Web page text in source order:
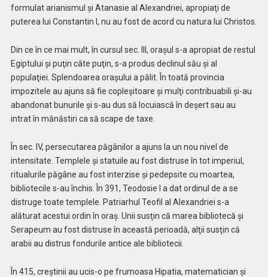
formulat arianismul şi Atanasie al Alexandriei, apropiaţi de
puterea lui Constantin I, nu au fost de acord cu natura lui Christos.
Din ce în ce mai mult, în cursul sec. III, oraşul s-a apropiat de restul
Egiptului şi puţin câte puţin, s-a produs declinul său şi al
populaţiei. Splendoarea oraşului a pălit. În toată provincia
impozitele au ajuns să fie copleşitoare şi mulţi contribuabili şi-au
abandonat bunurile şi s-au dus să locuiască în deşert sau au
intrat în mănăstiri ca să scape de taxe.
În sec. IV, persecutarea păgânilor a ajuns la un nou nivel de
intensitate. Templele şi statuile au fost distruse în tot imperiul,
ritualurile păgâne au fost interzise şi pedepsite cu moartea,
bibliotecile s-au închis. În 391, Teodosie I a dat ordinul de a se
distruge toate templele. Patriarhul Teofil al Alexandriei s-a
alăturat acestui ordin în oraş. Unii susţin că marea bibliotecă şi
Serapeum au fost distruse în această perioadă, alţii susţin că
arabii au distrus fondurile antice ale bibliotecii.
În 415, creştinii au ucis-o pe frumoasa Hipatia, matematician şi